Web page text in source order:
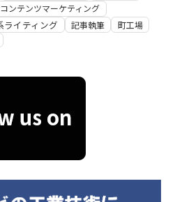
コンテンツマーケティング
ライティング 記事執筆
町工場